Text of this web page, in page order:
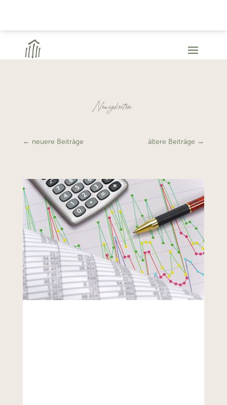
Neuigkeiten
← neuere Beiträge ältere Beiträge →